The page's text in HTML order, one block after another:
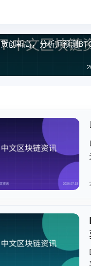
创新高，分析师预测